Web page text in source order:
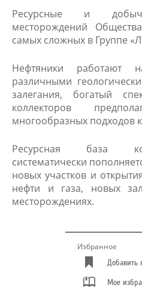
Ресурсные и
месторождений
самых сложных в Группе
Нефтяники работают
различными
залегания, богатый
коллекторов
многообразных подходов
Ресурсная база
систематически
новых участков и
нефти и газа, новых
месторождениях.
Избранное
Добавить
Мое